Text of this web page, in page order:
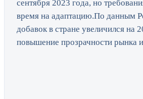
сентября 2023 года, но
время на адаптацию.По данным
добавок в стране увеличился на
повышение прозрачности рынка